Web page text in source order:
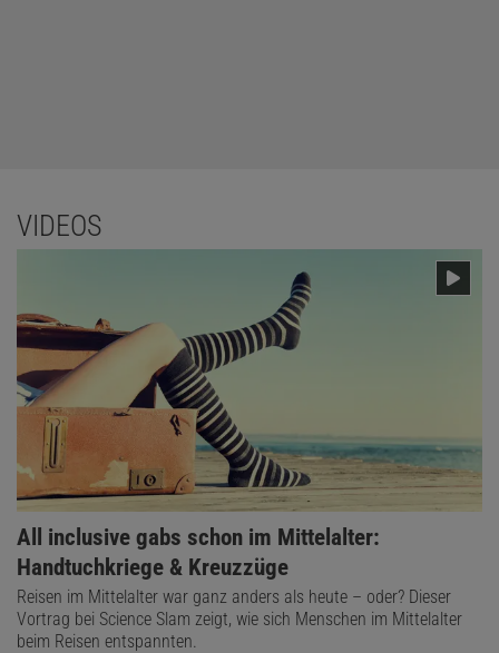
VIDEOS
All inclusive gabs schon im Mittelalter:
Handtuchkriege & Kreuzzüge
Reisen im Mittelalter war ganz anders als heute – oder? Dieser
Vortrag bei Science Slam zeigt, wie sich Menschen im Mittelalter
beim Reisen entspannten.